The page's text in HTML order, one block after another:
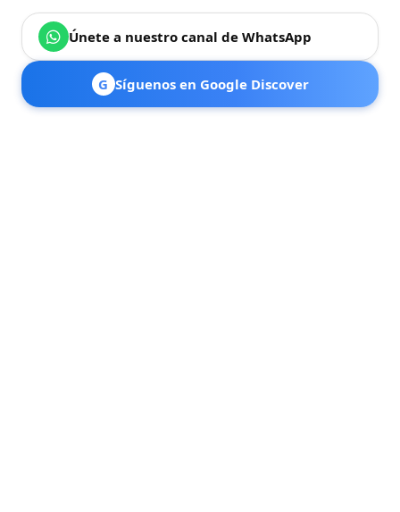
Únete a nuestro canal de WhatsApp
G Síguenos en Google Discover